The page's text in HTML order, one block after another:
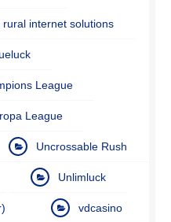
internet solutions
League
League
Uncrossable Rush
Unlimluck
vdcasino